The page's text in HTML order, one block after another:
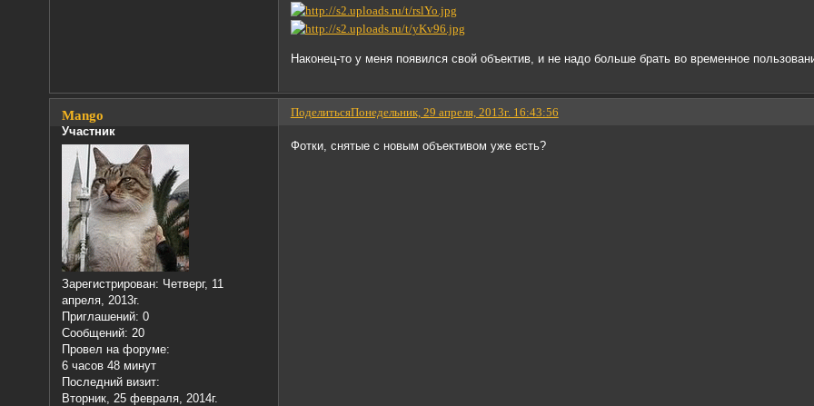
Наконец-то у меня появился свой объектив, и не надо больше брать во временное
ПоделитьсяПонедельник, 29 апреля, 2013г. 16:43:56
Mango
Участник
Зарегистрирован: Четверг, 11
апреля, 2013г.
Приглашений: 0
Сообщений: 20
Провел на форуме:
6 часов 48 минут
Последний визит:
Вторник, 25 февраля, 2014г.
Фотки, снятые с новым объективом уже есть?